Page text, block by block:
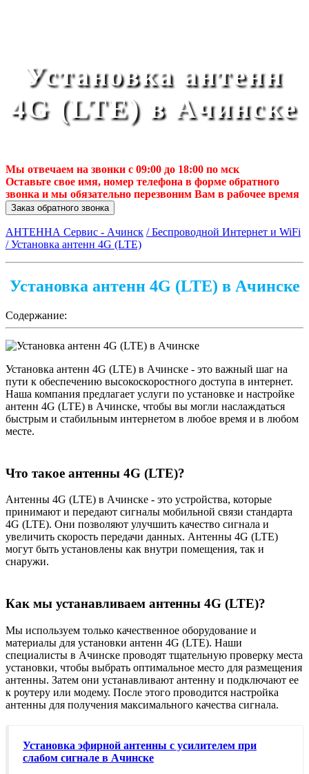
Установка антенн
4G (LTE) в Ачинске
Мы отвечаем на звонки с 09:00 до 18:00 по мск
Оставьте свое имя, номер телефона в форме обратного
звонка и мы обязательно перезвоним Вам в рабочее время
Заказ обратного звонка
АНТЕННА Сервис - Ачинск / Беспроводной Интернет и WiFi
/ Установка антенн 4G (LTE)
Установка антенн 4G (LTE) в Ачинске
Содержание:
Установка антенн 4G (LTE) в Ачинске - это важный шаг на
пути к обеспечению высокоскоростного доступа в интернет.
Наша компания предлагает услуги по установке и настройке
антенн 4G (LTE) в Ачинске, чтобы вы могли наслаждаться
быстрым и стабильным интернетом в любое время и в любом
месте.
Что такое антенны 4G (LTE)?
Антенны 4G (LTE) в Ачинске - это устройства, которые
принимают и передают сигналы мобильной связи стандарта
4G (LTE). Они позволяют улучшить качество сигнала и
увеличить скорость передачи данных. Антенны 4G (LTE)
могут быть установлены как внутри помещения, так и
снаружи.
Как мы устанавливаем антенны 4G (LTE)?
Мы используем только качественное оборудование и
материалы для установки антенн 4G (LTE). Наши
специалисты в Ачинске проводят тщательную проверку места
установки, чтобы выбрать оптимальное место для размещения
антенны. Затем они устанавливают антенну и подключают ее
к роутеру или модему. После этого проводится настройка
антенны для получения максимального качества сигнала.
Установка эфирной антенны с усилителем при
слабом сигнале в Ачинске